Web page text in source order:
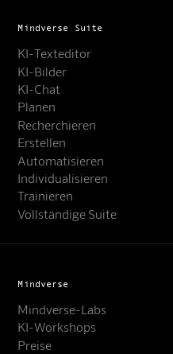
Mindverse Support
Mindverse Suite
KI-Texteditor
KI-Bilder
KI-Chat
Planen
Recherchieren
Erstellen
Automatisieren
Individualisieren
Trainieren
Vollständige Suite
Mindverse
Mindverse-Labs
KI-Workshops
Preise